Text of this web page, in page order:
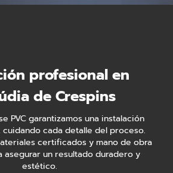
profesional en
de Crespins
PVC garantizamos una instalación
cada detalle del proceso.
certificados y mano de obra
asegurar un resultado duradero y
estético.